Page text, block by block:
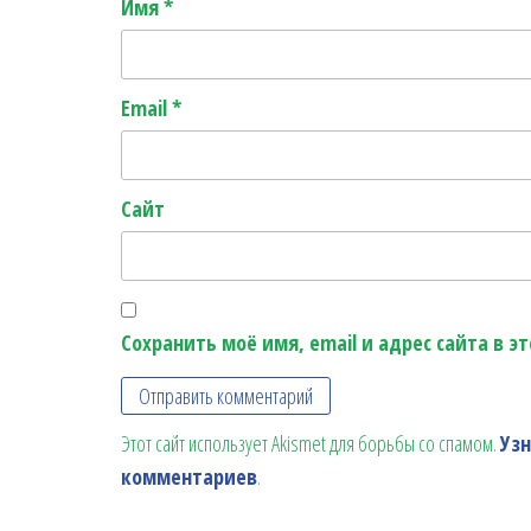
Имя*
Email*
Сайт
Сохранить моё имя, email и адрес сайта в
Этот сайт использует Akismet для борьбы со спамом.
комментариев.